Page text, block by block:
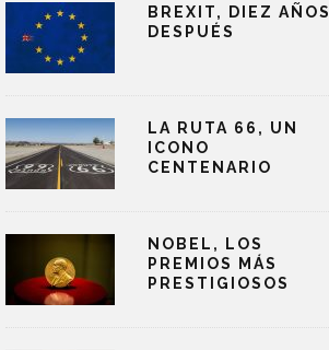
BREXIT, DIEZ AÑOS
DESPUÉS
LA RUTA 66, UN
ICONO
CENTENARIO
NOBEL, LOS
PREMIOS MÁS
PRESTIGIOSOS